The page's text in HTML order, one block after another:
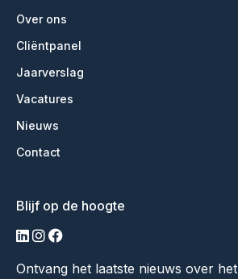
Over ons
Cliëntpanel
Jaarverslag
Vacatures
Nieuws
Contact
Blijf op de hoogte
linkedin
instagram
facebook
Ontvang het laatste nieuws over het